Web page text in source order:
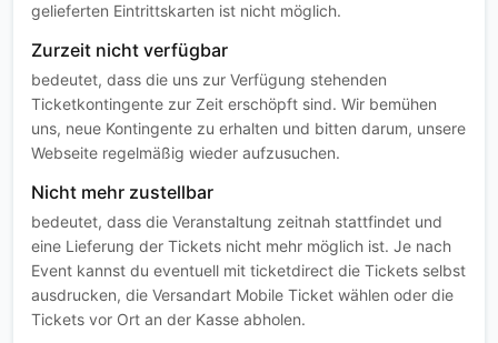
gelieferten Eintrittskarten ist nicht möglich.
Zurzeit nicht verfügbar
bedeutet, dass die uns zur Verfügung stehenden
Ticketkontingente zur Zeit erschöpft sind. Wir bemühen
uns, neue Kontingente zu erhalten und bitten darum, unsere
Webseite regelmäßig wieder aufzusuchen.
Nicht mehr zustellbar
bedeutet, dass die Veranstaltung zeitnah stattfindet und
eine Lieferung der Tickets nicht mehr möglich ist. Je nach
Event kannst du eventuell mit ticketdirect die Tickets selbst
ausdrucken, die Versandart Mobile Ticket wählen oder die
Tickets vor Ort an der Kasse abholen.